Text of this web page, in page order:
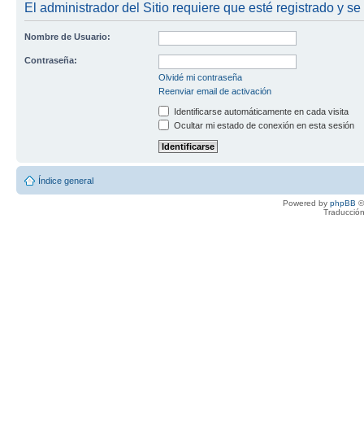
El administrador del Sitio requiere que esté registrado y
Nombre de Usuario:
Contraseña:
Olvidé mi contraseña
Reenviar email de activación
Identificarse automáticamente en cada visita
Ocultar mi estado de conexión en esta sesión
Índice general
Powered by phpBB